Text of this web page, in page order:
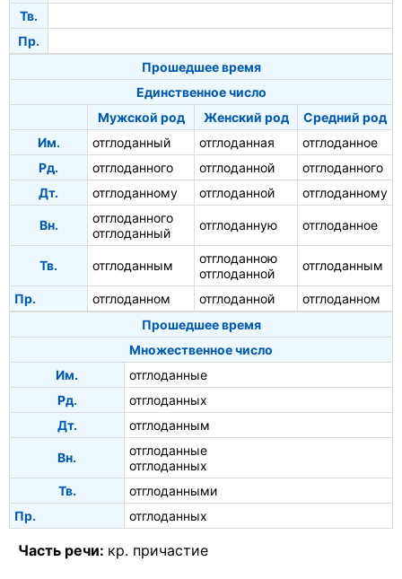
Тв.
Пр.
Прошедшее время
Единственное число
Мужской род
Женский род
Средний род
Им.
отглоданный отглоданная
отглоданное
Рд.
отглоданного отглоданной
отглоданного
Дт.
отглоданному отглоданной отглоданному
Вн.
отглоданного
отглоданный
отглоданную отглоданное
Тв. отглоданным
отглоданною
отглоданной
отглоданным
Пр. отглоданном отглоданной
отглоданном
Прошедшее время
Множественное число
Им.
отглоданные
Рд.
отглоданных
Дт.
отглоданным
Вн.
отглоданные
отглоданных
Тв.
отглоданными
Пр.
отглоданных
Часть речи: кр. причастие